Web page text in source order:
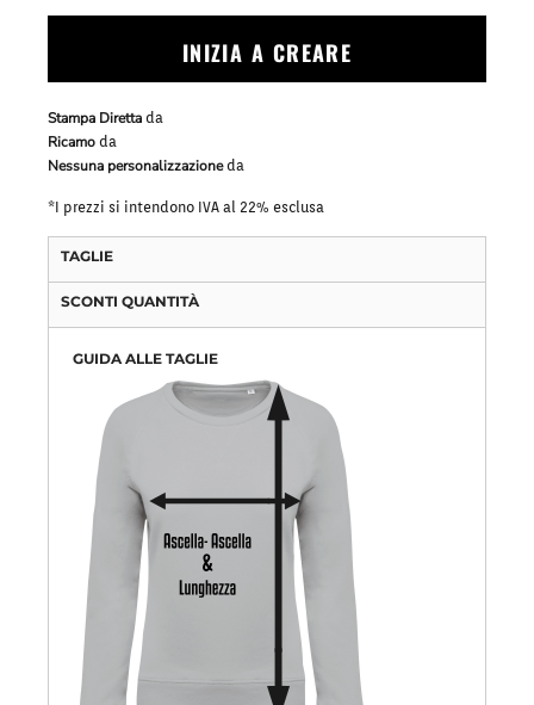
INIZIA A CREARE
Stampa Diretta da
Ricamo da
Nessuna personalizzazioneda
*I prezzi si intendono IVA al 22% esclusa
TAGLIE
SCONTI QUANTITÀ
GUIDA ALLE TAGLIE